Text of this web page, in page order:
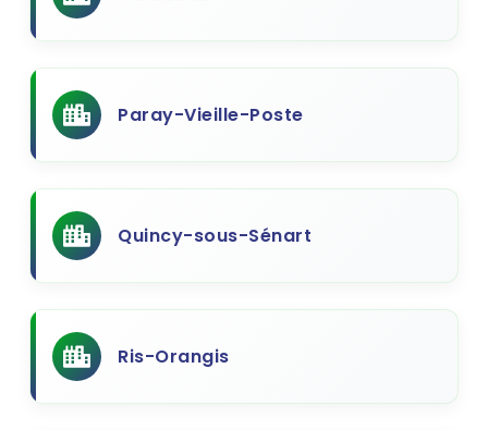
Paray-Vieille-Poste
Quincy-sous-Sénart
Ris-Orangis